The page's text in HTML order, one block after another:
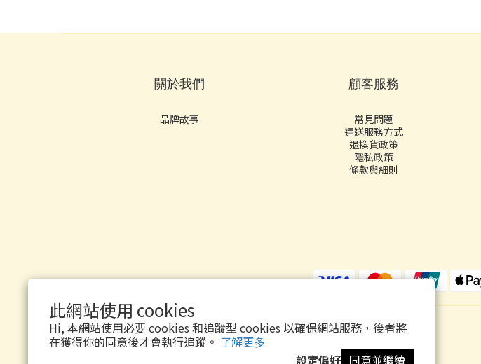
此網站使用 cookies
Hi, 本網站使用必要 cookies 和追蹤型 cookies 以確保網站服務，後者將
在獲得你的同意後才會執行追蹤。 了解更多
設定偏好 同意並繼續
關於我們
品牌故事
顧客服務
常見問題
運送服務方式
退換貨政策
隱私政策
條款與細則
$HKD 繁體中文